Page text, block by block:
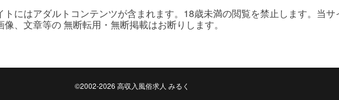
トにはアダルトコンテンツが含まれます。18歳未満の閲覧を禁止します。当
像、文章等の 無断転用・無断掲載はお断りします。
©2002-2026 高収入風俗求人 みるく